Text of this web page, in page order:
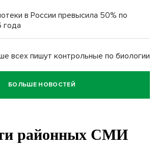
в России превысила 50% по
года
всех пишут контрольные по биологии
депрессии в крови создали в
минно-взрывной травмы
БОЛЬШЕ НОВОСТЕЙ